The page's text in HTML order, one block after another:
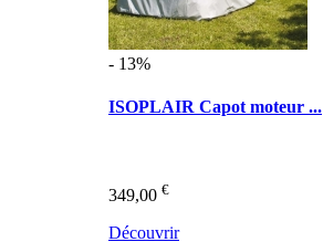
- 13%
ISOPLAIR Capot moteur ...
349,00 €
Découvrir